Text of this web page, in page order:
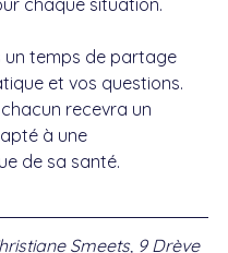
un temps de partage
et vos questions.
chacun recevra un
à une
de sa santé.
Smeets, 9 Drève